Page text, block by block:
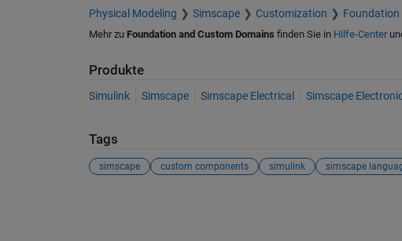
Physical Modeling Simscape Customization Foundation
Mehr zu Foundation and Custom Domains finden Sie in Hilfe-Center
Produkte
Simulink Simscape Simscape Electrical Simscape
Tags
simscape custom components simulink simscape